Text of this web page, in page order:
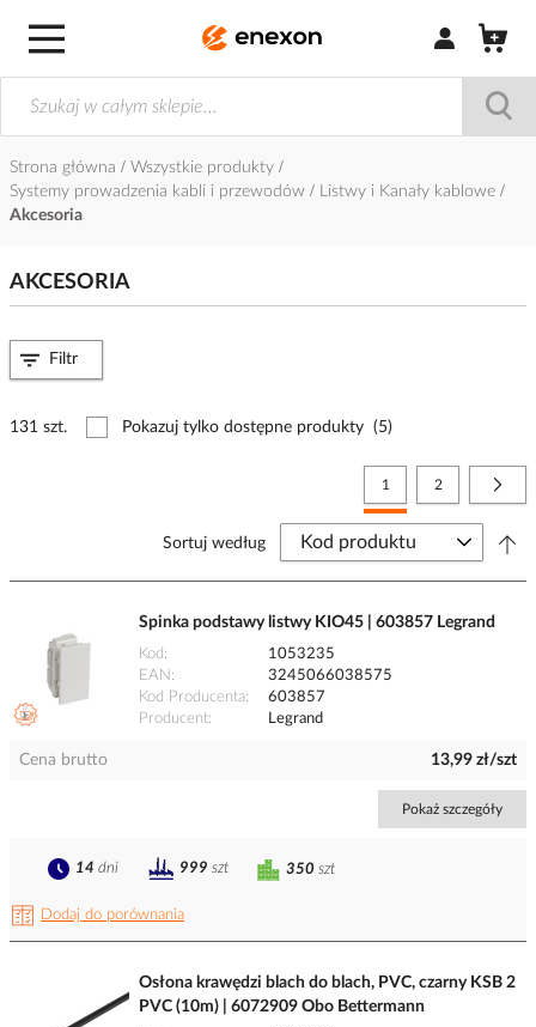
Zaloguj się /
Strona główna
Wszystkie produkty
Systemy prowadzenia kabli i przewodów
Listwy i Kanały kablowe
Akcesoria
AKCESORIA
131 szt. Pokazuj tylko dostępne produkty (5)
Strona
Aktualnie czytasz stronę
1 Strona
2
Sortuj według
Spinka podstawy listwy KIO45 | 603857 Legrand
Kod
1053235
EAN
3245066038575
Kod Producenta
603857
Producent
Legrand
Cena brutto 13,99 zł/szt
Pokaż szczegóły
Dodaj do porównania
350 szt
14 dni 999 szt
Osłona krawędzi blach do blach, PVC, czarny KSB 2
PVC (10m) | 6072909 Obo Bettermann
Filtr